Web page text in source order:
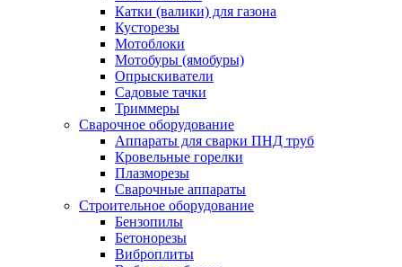
Катки (валики) для газона
Кусторезы
Мотоблоки
Мотобуры (ямобуры)
Опрыскиватели
Садовые тачки
Триммеры
Сварочное оборудование
Аппараты для сварки ПНД труб
Кровельные горелки
Плазморезы
Сварочные аппараты
Строительное оборудование
Бензопилы
Бетонорезы
Виброплиты